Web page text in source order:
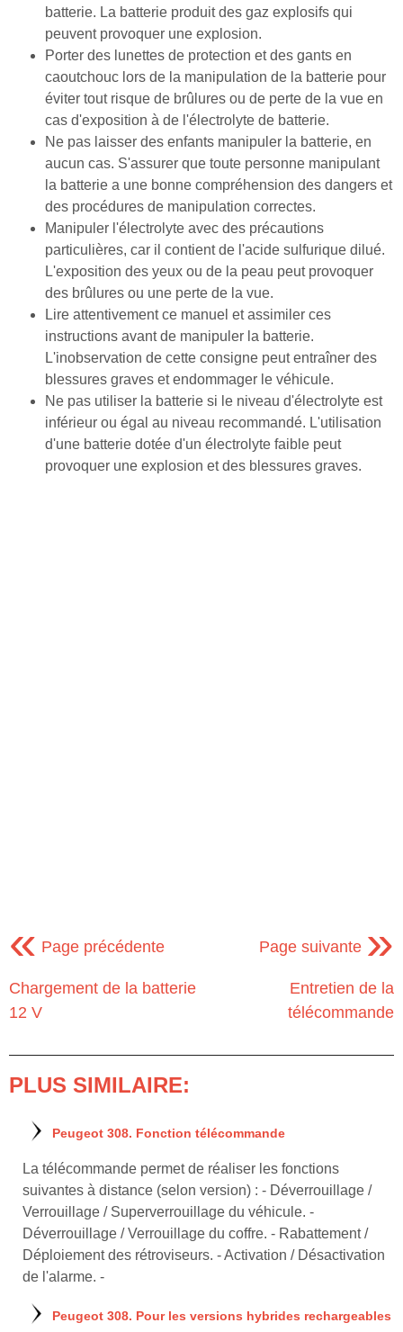
batterie. La batterie produit des gaz explosifs qui
peuvent provoquer une explosion.
Porter des lunettes de protection et des gants en
caoutchouc lors de la manipulation de la batterie pour
éviter tout risque de brûlures ou de perte de la vue en
cas d'exposition à de l'électrolyte de batterie.
Ne pas laisser des enfants manipuler la batterie, en
aucun cas. S'assurer que toute personne manipulant
la batterie a une bonne compréhension des dangers et
des procédures de manipulation correctes.
Manipuler l'électrolyte avec des précautions
particulières, car il contient de l'acide sulfurique dilué.
L'exposition des yeux ou de la peau peut provoquer
des brûlures ou une perte de la vue.
Lire attentivement ce manuel et assimiler ces
instructions avant de manipuler la batterie.
L'inobservation de cette consigne peut entraîner des
blessures graves et endommager le véhicule.
Ne pas utiliser la batterie si le niveau d'électrolyte est
inférieur ou égal au niveau recommandé. L'utilisation
d'une batterie dotée d'un électrolyte faible peut
provoquer une explosion et des blessures graves.
« Page précédente
Chargement de la batterie
12 V
Page suivante »
Entretien de la
télécommande
PLUS SIMILAIRE:
Peugeot 308. Fonction télécommande
La télécommande permet de réaliser les fonctions
suivantes à distance (selon version) : - Déverrouillage /
Verrouillage / Superverrouillage du véhicule. -
Déverrouillage / Verrouillage du coffre. - Rabattement /
Déploiement des rétroviseurs. - Activation / Désactivation
de l'alarme. -
Peugeot 308. Pour les versions hybrides rechargeables